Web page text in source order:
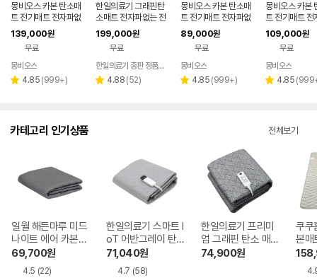
몽비오스 카본 탄소매
트 전기매트 전자파없
는 그래핀 온열매트 침
대 전기장판 싱글 1인
139,000원
무료
몽비오스
별 4.85 리
(999+)
한일의료기 그래핀탄
소매트 전자파없는 전
기장판 온열매트 싱글
1인용 분리난방
199,000원
무료
한일의료기 총판 정품스토어
별 4.88 리
(52)
몽비오스 카본 탄소매
트 전기매트 전자파없
는 그래핀 온열매트 침
대 전기장판 퀸, 150x
200cm, 연그레이
89,000원
무료
몽비오스
별 4.85 리
(999+)
몽비오스 카본
트 전기매트 전
는 그래핀 온열
대 전기장판 킹
방),
프트 베이지
109,000원
무료
몽비오스
별 4.85 리
(
카테고리 인기상품 전체보기
일월 해든마루 미드
나이트 에어 카본매
트
69,700원
4.5 (22)
한일의료기 스마트 I
oT 어반그레이 탄
소매트 HL-APP
71,040원
4.7 (58)
한일의료기 프리미
엄 그래핀 탄소 매
트
74,900원
쿠쿠
본매